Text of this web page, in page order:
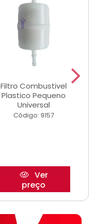
Filtro Combustivel
Plastico Pequeno
Universal
Código: 9157
Ver
preço